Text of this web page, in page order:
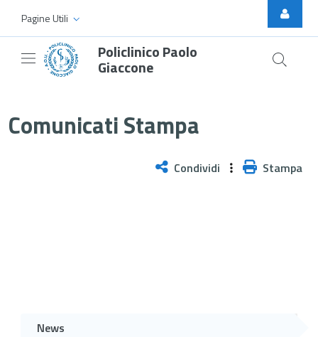
Skip to Main Content
Pagine Utili
Policlinico Paolo
Giaccone
Comunicati Stampa
Condividi Stampa
News